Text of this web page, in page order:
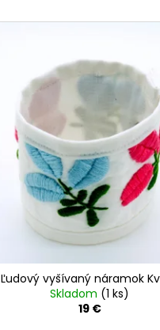
Ľudový vyšívaný náramok
Skladom (1 ks)
19 €